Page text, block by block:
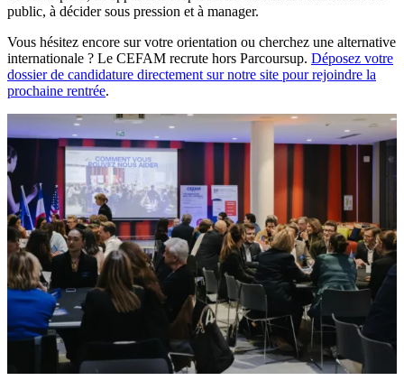
public, à décider sous pression et à manager.
Vous hésitez encore sur votre orientation ou cherchez une alternative
internationale ? Le CEFAM recrute hors Parcoursup. Déposez votre
dossier de candidature directement sur notre site pour rejoindre la
prochaine rentrée.